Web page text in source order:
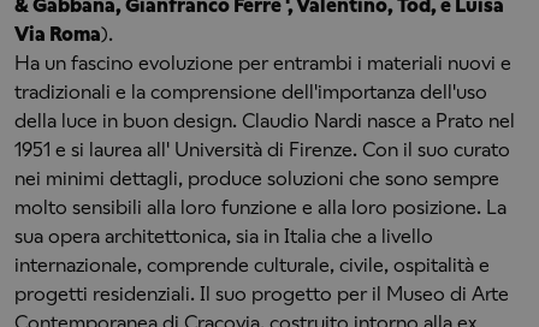
& Gabbana, Gianfranco Ferre ', Valentino, Tod, e Luisa
Via Roma).
Ha un fascino evoluzione per entrambi i materiali nuovi e
tradizionali e la comprensione dell'importanza dell'uso
della luce in buon design. Claudio Nardi nasce a Prato nel
1951 e si laurea all' Università di Firenze. Con il suo curato
nei minimi dettagli, produce soluzioni che sono sempre
molto sensibili alla loro funzione e alla loro posizione. La
sua opera architettonica, sia in Italia che a livello
internazionale, comprende culturale, civile, ospitalità e
progetti residenziali. Il suo progetto per il Museo di Arte